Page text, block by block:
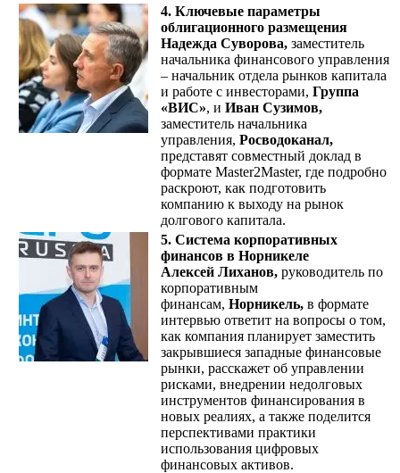
4. Ключевые параметры
облигационного размещения
Надежда Суворова, заместитель
начальника финансового управления
– начальник отдела рынков капитала
и работе с инвесторами, Группа
«ВИС», и Иван Сузимов,
заместитель начальника
управления, Росводоканал,
представят совместный доклад в
формате Master2Master, где подробно
раскроют, как подготовить
компанию к выходу на рынок
долгового капитала.
5. Система корпоративных
финансов в Норникеле
Алексей Лиханов, руководитель по
корпоративным
финансам, Норникель, в формате
интервью ответит на вопросы о том,
как компания планирует заместить
закрывшиеся западные финансовые
рынки, расскажет об управлении
рисками, внедрении недолговых
инструментов финансирования в
новых реалиях, а также поделится
перспективами практики
использования цифровых
финансовых активов.